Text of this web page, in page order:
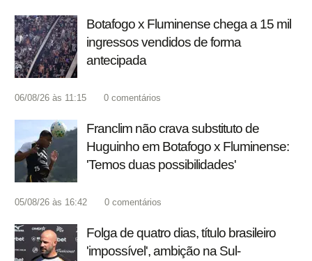
Botafogo x Fluminense chega a 15 mil
ingressos vendidos de forma
antecipada
06/08/26 às 11:15 0 comentários
Franclim não crava substituto de
Huguinho em Botafogo x Fluminense:
'Temos duas possibilidades'
05/08/26 às 16:42 0 comentários
Folga de quatro dias, título brasileiro
'impossível', ambição na Sul-